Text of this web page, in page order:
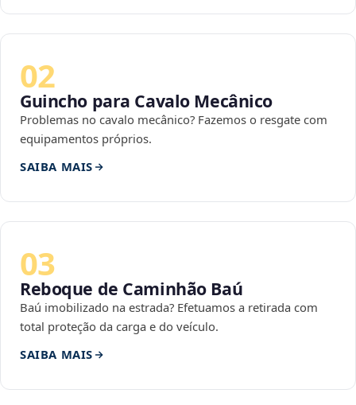
02
Guincho para Cavalo Mecânico
Problemas no cavalo mecânico? Fazemos o resgate com
equipamentos próprios.
SAIBA MAIS
03
Reboque de Caminhão Baú
Baú imobilizado na estrada? Efetuamos a retirada com
total proteção da carga e do veículo.
SAIBA MAIS